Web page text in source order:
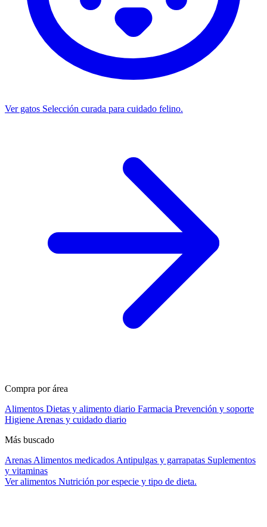
Ver gatos Selección curada para cuidado felino.
Compra por área
Alimentos Dietas y alimento diario Farmacia Prevención y soporte
Higiene Arenas y cuidado diario
Más buscado
Arenas Alimentos medicados Antipulgas y garrapatas Suplementos
y vitaminas
Ver alimentos Nutrición por especie y tipo de dieta.